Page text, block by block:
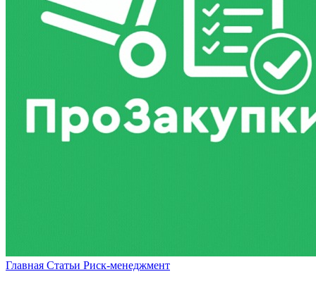
Главная Статьи Риск-менеджмент